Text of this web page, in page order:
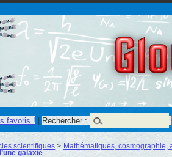
favoris ! | Rechercher :
scientifiques > Mathématiques, cosmographie,
galaxie